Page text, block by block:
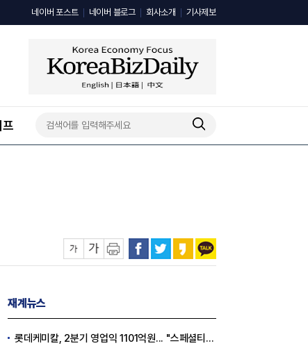
네이버 포스트 네이버 블로그 회사소개 기사제보
프
재계뉴스
롯데케미칼, 2분기 영업익 1101억원... "스페셜티 전환 가속"